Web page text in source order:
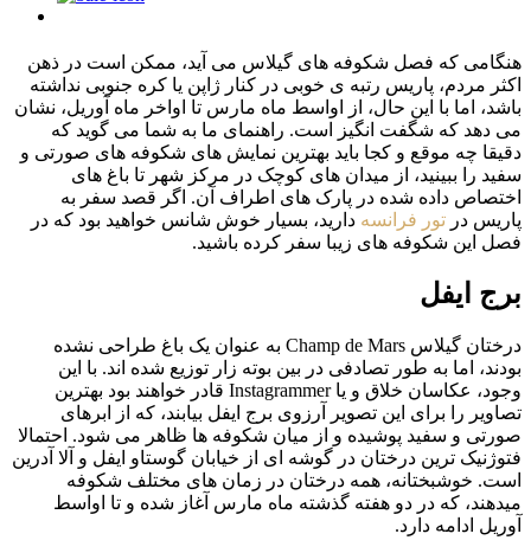
هنگامی که فصل شکوفه های گیلاس می آید، ممکن است در ذهن
اکثر مردم، پاریس رتبه ی خوبی در کنار ژاپن یا کره جنوبی نداشته
باشد، اما با این حال، از اواسط ماه مارس تا اواخر ماه آوریل، نشان
می دهد که شگفت انگیز است. راهنمای ما به شما می گوید که
دقیقا چه موقع و کجا باید بهترین نمایش های شکوفه های صورتی و
سفید را ببینید، از میدان های کوچک در مرکز شهر تا باغ های
اختصاص داده شده در پارک های اطراف آن. اگر قصد سفر به
پاریس در تور فرانسه دارید، بسیار خوش شانس خواهید بود که در
فصل این شکوفه های زیبا سفر کرده باشید.
برج ایفل
درختان گیلاس Champ de Mars به عنوان یک باغ طراحی نشده
بودند، اما به طور تصادفی در بین بوته زار توزیع شده اند. با این
وجود، عکاسان خلاق و یا Instagrammer قادر خواهند بود بهترین
تصاویر را برای این تصویر آرزوی برج ایفل بیابند، که از ابرهای
صورتی و سفید پوشیده و از میان شکوفه ها ظاهر می شود. احتمالا
فتوژنیک ترین درختان در گوشه ای از خیابان گوستاو ایفل و آلا آدرین
است. خوشبختانه، همه درختان در زمان های مختلف شکوفه
میدهند، که در دو هفته گذشته ماه مارس آغاز شده و تا اواسط
آوریل ادامه دارد.